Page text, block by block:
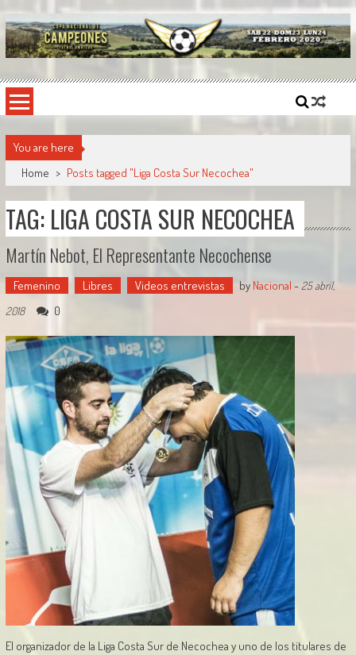
to
content
Copa Nacional de Campeones
You are here
Home > Posts tagged "Liga Costa Sur Necochea"
TAG: LIGA COSTA SUR NECOCHEA
Martín Nebot, El Representante Necochense
Femenino Libres Videos entrevistas by Nacional - 25 abril,
2018
0
El organizador de la Liga Costa Sur de Necochea y uno de los titulares de